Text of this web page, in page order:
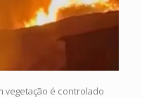
vegetação é controlado